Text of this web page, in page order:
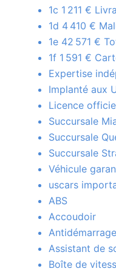
1c 1 211 €
1d 4 410 €
1e 42 571 €
1f 1 591 €
Expertise
Implanté aux
Licence
Succursale
Succursale
Succursale
Véhicule
uscars
ABS
Accoudoir
Antidémarrage
Assistant de
Boîte de